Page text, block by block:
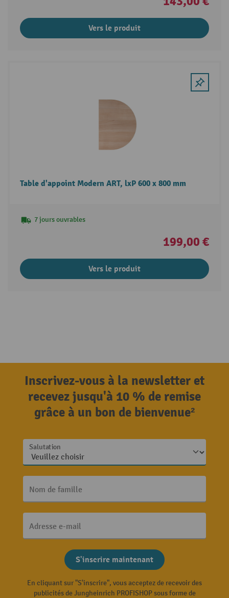
Vers le produit
Table d'appoint Modern ART, lxP 600 x 800 mm
7 jours ouvrables
199,00 €
Vers le produit
Inscrivez-vous à la newsletter et
recevez jusqu'à 10 % de remise
grâce à un bon de bienvenue²
Salutation
Nom de famille
Adresse e-mail
S'inscrire maintenant
En cliquant sur "S'inscrire", vous acceptez de recevoir des
publicités de Jungheinrich PROFISHOP sous forme de